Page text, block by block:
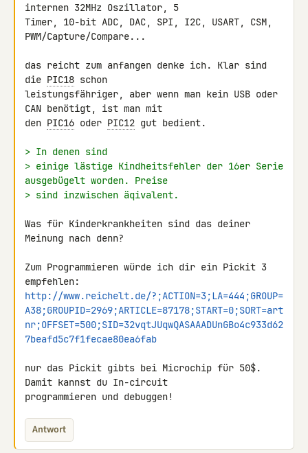
internen 32MHz Oszillator, 5
Timer, 10-bit ADC, DAC, SPI, I2C, USART, CSM,
PWM/Capture/Compare...
das reicht zum anfangen denke ich. Klar sind
die PIC18 schon
leistungsfähriger, aber wenn man kein USB oder
CAN benötigt, ist man mit
den PIC16 oder PIC12 gut bedient.
> In denen sind
> einige lästige Kindheitsfehler der 16er Serie
ausgebügelt worden. Preise
> sind inzwischen äqivalent.
Was für Kinderkrankheiten sind das deiner
Meinung nach denn?
Zum Programmieren würde ich dir ein Pickit 3
http://www.reichelt.de/?;ACTION=3;LA=444;GROUP=
A38;GROUPID=2969;ARTICLE=87178;START=0;SORT=art
nr;OFFSET=500;SID=32vqtJUqwQASAAADUnGBo4c933d62
7beafd5c7f1fecae80ea6fab
nur das Pickit gibts bei Microchip für 50$.
Damit kannst du In-circuit
programmieren und debuggen!
Antwort